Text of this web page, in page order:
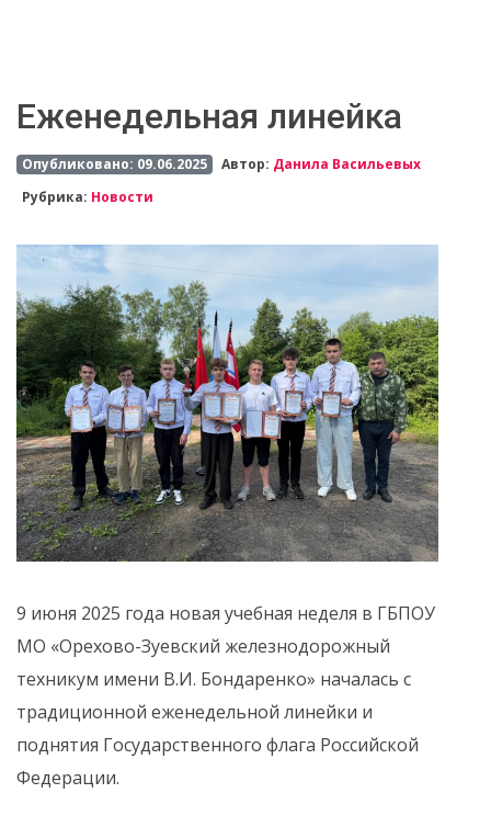
Еженедельная линейка
Опубликовано: 09.06.2025 Автор: Данила Васильевых
Рубрика: Новости
9 июня 2025 года новая учебная неделя в ГБПОУ
МО «Орехово-Зуевский железнодорожный
техникум имени В.И. Бондаренко» началась с
традиционной еженедельной линейки и
поднятия Государственного флага Российской
Федерации.